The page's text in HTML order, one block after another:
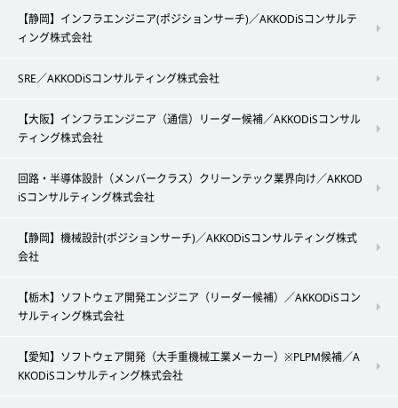
【静岡】インフラエンジニア(ポジションサーチ)／AKKODiSコンサルテ
ィング株式会社
SRE／AKKODiSコンサルティング株式会社
【大阪】インフラエンジニア（通信）リーダー候補／AKKODiSコンサル
ティング株式会社
回路・半導体設計（メンバークラス）クリーンテック業界向け／AKKOD
iSコンサルティング株式会社
【静岡】機械設計(ポジションサーチ)／AKKODiSコンサルティング株式
会社
【栃木】ソフトウェア開発エンジニア（リーダー候補）／AKKODiSコン
サルティング株式会社
【愛知】ソフトウェア開発（大手重機械工業メーカー）※PLPM候補／A
KKODiSコンサルティング株式会社